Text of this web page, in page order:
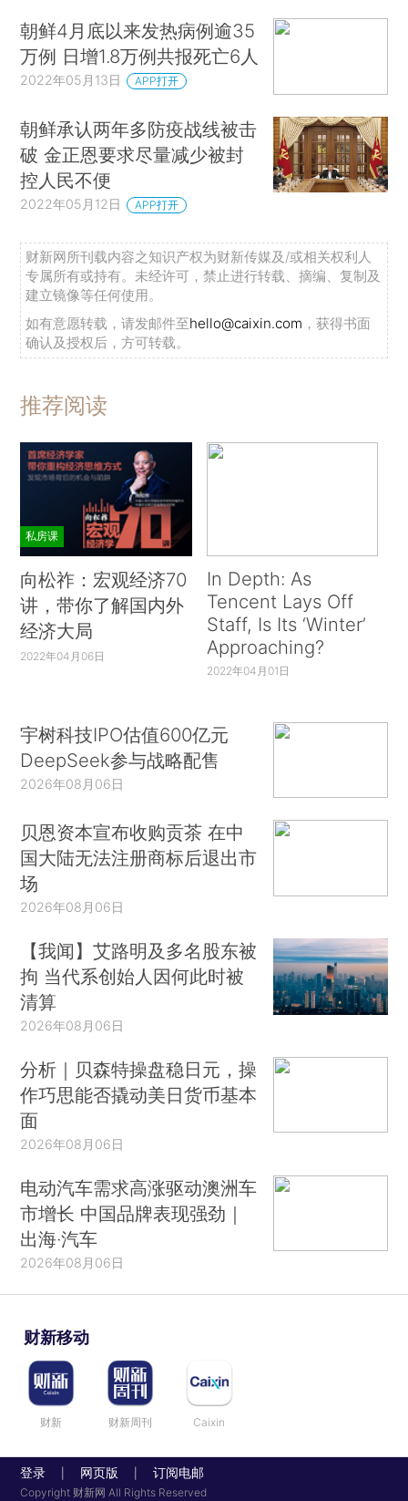
朝鲜4月底以来发热病例逾35
万例 日增1.8万例共报死亡6人
2022年05月13日 APP打开
朝鲜承认两年多防疫战线被击
破 金正恩要求尽量减少被封
控人民不便
2022年05月12日 APP打开
财新网所刊载内容之知识产权为财新传媒及/或相关权利人
专属所有或持有。未经许可，禁止进行转载、摘编、复制及
建立镜像等任何使用。
如有意愿转载，请发邮件至hello@caixin.com ，获得书面
确认及授权后，方可转载。
推荐阅读
私房课
向松祚：宏观经济70
讲，带你了解国内外
经济大局
2022年04月06日
In Depth: As
Tencent Lays Off
Staff, Is Its ‘Winter’
Approaching?
2022年04月01日
宇树科技IPO估值600亿元
DeepSeek参与战略配售
2026年08月06日
贝恩资本宣布收购贡茶 在中
国大陆无法注册商标后退出市
场
2026年08月06日
【我闻】艾路明及多名股东被
拘 当代系创始人因何此时被
清算
2026年08月06日
分析｜贝森特操盘稳日元，操
作巧思能否撬动美日货币基本
面
2026年08月06日
电动汽车需求高涨驱动澳洲车
市增长 中国品牌表现强劲｜
出海·汽车
2026年08月06日
财新移动
财新 财新周刊 Caixin
登录 网页版 订阅电邮
Copyright 财新网 All Rights Reserved